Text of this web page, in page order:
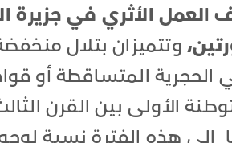
الأثري في جزيرة
وتتميزان بتلال
الحجرية المتساقطة أو
الأولى بين القرن